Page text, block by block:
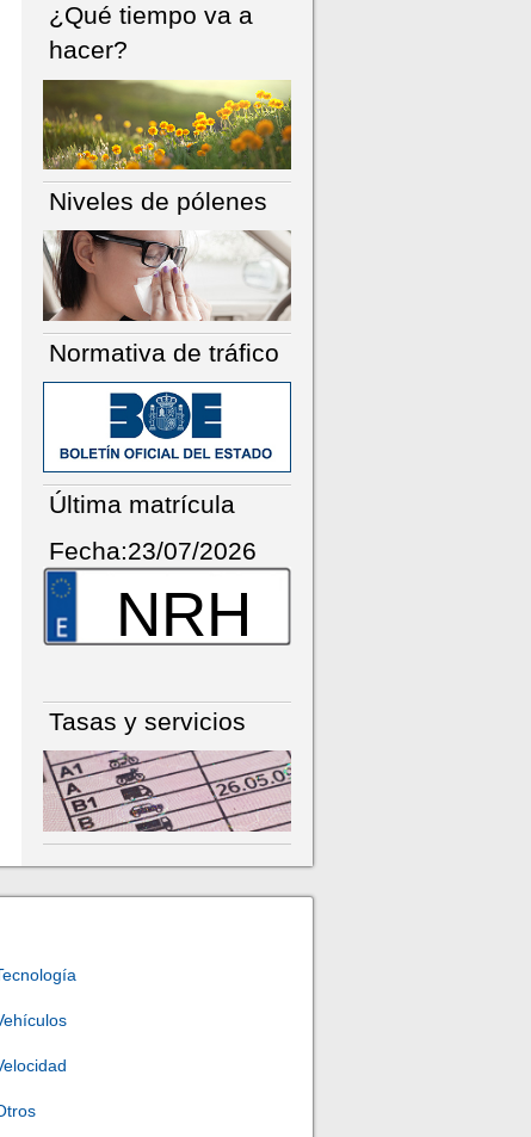
¿Qué tiempo va a
hacer?
Niveles de pólenes
Normativa de tráfico
Última matrícula
Fecha:23/07/2026
NRH
Tasas y servicios